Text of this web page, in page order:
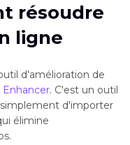
résoudre
ligne
d'amélioration de
. C'est un outil
d'importer
élimine